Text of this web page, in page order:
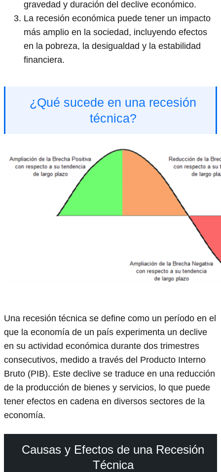
gravedad y duración del declive económico.
La recesión económica puede tener un impacto
más amplio en la sociedad, incluyendo efectos
en la pobreza, la desigualdad y la estabilidad
financiera.
¿Qué sucede en una recesión
técnica?
Una recesión técnica se define como un período en el
que la economía de un país experimenta un declive
en su actividad económica durante dos trimestres
consecutivos, medido a través del Producto Interno
Bruto (PIB). Este declive se traduce en una reducción
de la producción de bienes y servicios, lo que puede
tener efectos en cadena en diversos sectores de la
economía.
Causas y Efectos de una Recesión
Técnica